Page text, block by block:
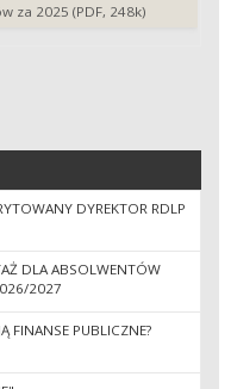
za 2025 (PDF, 248k)
DYREKTOR RDLP
DLA ABSOLWENTÓW
2027
FINANSE PUBLICZNE?